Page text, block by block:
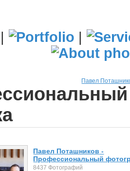
| |
Павел
Павел Поташников -
Профессиональный
8437 Фотографий